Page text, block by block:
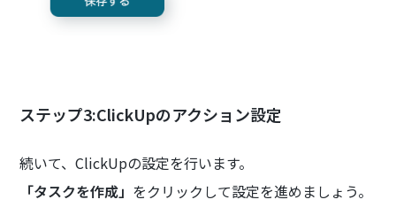
ステップ3:ClickUpのアクション設定
続いて、ClickUpの設定を行います。
「タスクを作成」 をクリックして設定を進めましょう。